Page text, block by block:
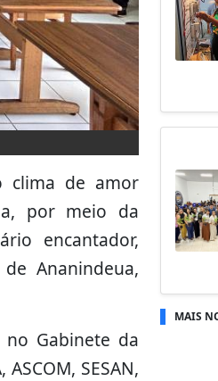
clima de amor
por meio da
encantador,
Ananindeua,
Gabinete da
SESAN,
MAIS